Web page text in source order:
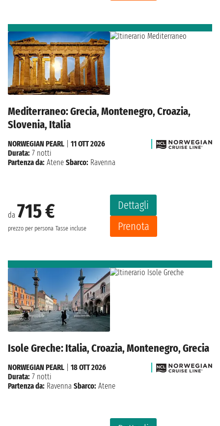
Mediterraneo: Grecia, Montenegro, Croazia,
Slovenia, Italia
da 715 €
prezzo per persona Tasse incluse
Dettagli
Prenota
NORWEGIAN PEARL
11 OTT 2026
Durata: 7 notti
Partenza da: Atene Sbarco: Ravenna
Isole Greche: Italia, Croazia, Montenegro, Grecia
NORWEGIAN PEARL
18 OTT 2026
Durata: 7 notti
Partenza da: Ravenna Sbarco: Atene